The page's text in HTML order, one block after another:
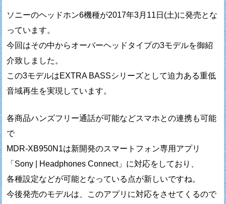
ソニーのヘッドホン6機種が2017年3月11日(土)に発売とな
っています。
今回はその中からオーバーヘッドタイプの3モデルを御紹
介致しました。
この3モデルはEXTRA BASSシリーズとして迫力ある重低
音域再生を実現しています。
各商品ハンズフリー通話が可能などスマホとの連携も可能
で
MDR-XB950N1は新開発のスマートフォン専用アプリ
「Sony | Headphones Connect」に対応をしており、
各種設定などが可能となっている点が新しいですね。
今後発売のモデルは、このアプリに対応をさせてくるので